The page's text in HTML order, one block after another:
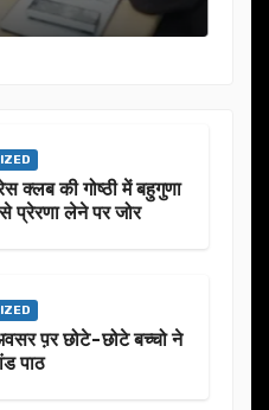
क्लब की गोष्ठी में बहुगुणा
प्रेरणा लेने पर जोर
प़र छोटे-छोटे बच्चो ने
पाठ